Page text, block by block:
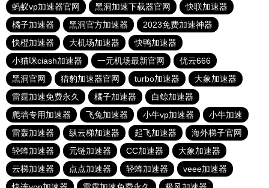
蚂蚁vp加速器官网
黑洞加速下载器官网
快联加速器
橘子加速器
黑洞官方加速器
2023免费加速神器
快橙加速器
大机场加速器
快鸭加速器
小猫咪ciash加速器
一元机场最新官网
优云666
黑洞官网
猎豹加速器官网 turbo加速器
大象加速器
雷霆加速免费永久
橘子加速器
白鲸加速器
爬墙专用加速器
飞兔加速器 小牛vp加速器
小牛加速
雷轰加速器
纵云梯加速器 起飞加速器
海外梯子官网
轻蜂加速器
元链加速器 CC加速器
大象加速器
云梯加速器
点点加速器 轻蜂加速器
veee加速器